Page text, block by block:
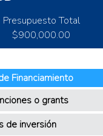
Presupuesto Total
$900,000.00
Financiamiento
o grants
de inversión